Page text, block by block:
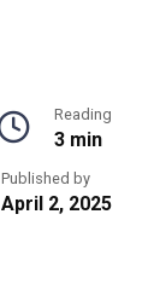
Reading
3 min
Published by
April 2, 2025